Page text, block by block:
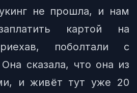
не прошла, и нам
картой на
поболтали с
сказала, что она из
и живёт тут уже 20